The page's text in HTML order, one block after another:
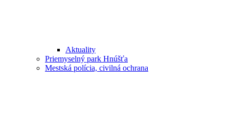
Aktuality
Priemyselný park Hnúšťa
Mestská polícia, civilná ochrana